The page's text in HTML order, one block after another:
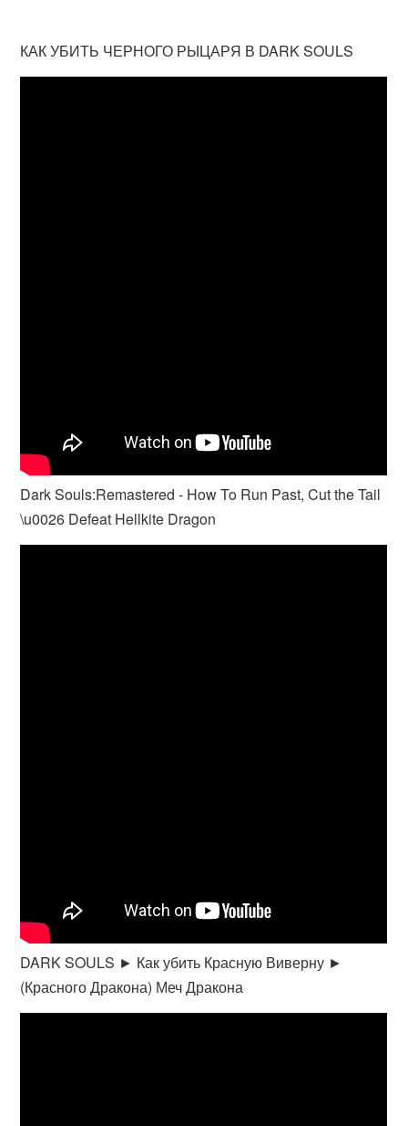
КАК УБИТЬ ЧЕРНОГО РЫЦАРЯ В DARK SOULS
Dark Souls:Remastered - How To Run Past, Cut the Tail
\u0026 Defeat Hellkite Dragon
DARK SOULS ► Как убить Красную Виверну ►
(Красного Дракона) Меч Дракона